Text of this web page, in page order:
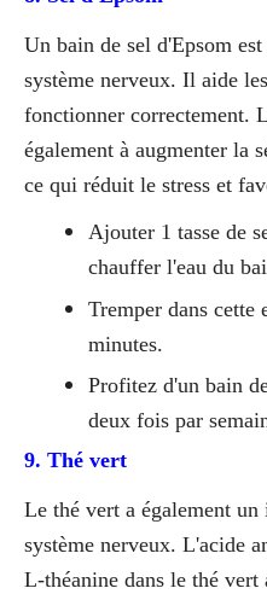
Un bain de sel d'Epsom
système nerveux. Il aide
fonctionner correctement.
également à augmenter la
ce qui réduit le stress et
Ajouter 1 tasse de
chauffer l'eau du
Tremper dans cette
minutes.
Profitez d'un bain
deux fois par
9. Thé vert
Le thé vert a également
système nerveux. L'acide
L-théanine dans le thé vert